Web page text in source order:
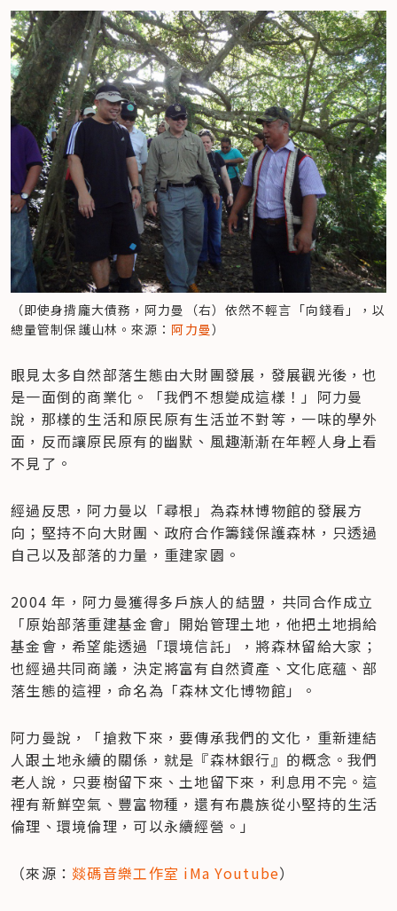
（即使身揹龐大債務，阿力曼（右）依然不輕言「向錢看」，以
總量管制保護山林。來源： 阿力曼）
眼見太多自然部落生態由大財團發展，發展觀光後，也
是一面倒的商業化。「我們不想變成這樣！」阿力曼
說，那樣的生活和原民原有生活並不對等，一味的學外
面，反而讓原民原有的幽默、風趣漸漸在年輕人身上看
不見了。
經過反思，阿力曼以「尋根」為森林博物館的發展方
向；堅持不向大財團、政府合作籌錢保護森林，只透過
自己以及部落的力量，重建家園。
2004 年，阿力曼獲得多戶族人的結盟，共同合作成立
「原始部落重建基金會」開始管理土地，他把土地捐給
基金會，希望能透過「環境信託」，將森林留給大家；
也經過共同商議，決定將富有自然資產、文化底蘊、部
落生態的這裡，命名為「森林文化博物館」。
阿力曼說，「搶救下來，要傳承我們的文化，重新連結
人跟土地永續的關係，就是『森林銀行』的概念。我們
老人說，只要樹留下來、土地留下來，利息用不完。這
裡有新鮮空氣、豐富物種，還有布農族從小堅持的生活
倫理、環境倫理，可以永續經營。」
（來源： 燚碼音樂工作室 iMa Youtube）